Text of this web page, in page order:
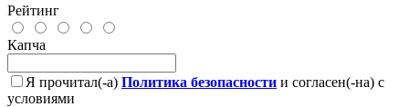
Рейтинг
Капча
Я прочитал(-а) Политика безопасности и согласен(-на) с
условиями